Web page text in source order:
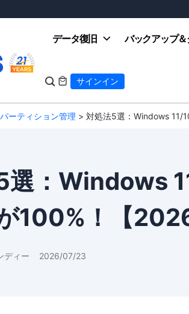
データ復旧 バックアップ
  サインイン
パーティション管理 > 対処法5選：Windows 11/
選：Windows
100%！【2026
ディー 2026/07/23